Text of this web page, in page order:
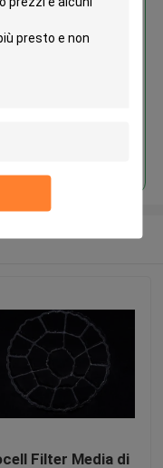
Filter Media di